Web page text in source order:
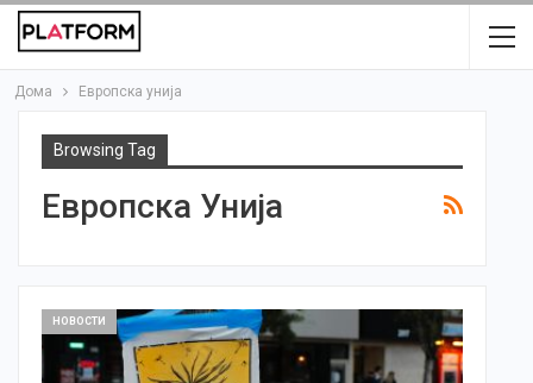
Дома Европска унија
Browsing Tag
Европска Унија
НОВОСТИ